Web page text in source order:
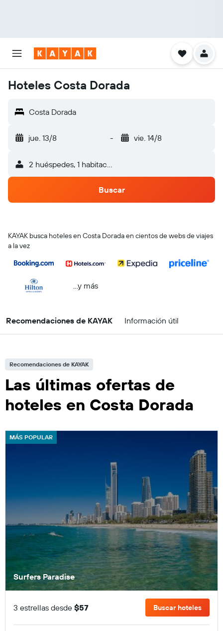
Hoteles Costa Dorada
Costa Dorada
jue. 13/8 - vie. 14/8
2 huéspedes, 1 habitación
Buscar
KAYAK busca hoteles en Costa Dorada en cientos de webs de viajes
a la vez
...y más
Recomendaciones de KAYAK Información útil
Recomendaciones de KAYAK
Las últimas ofertas de
hoteles en Costa Dorada
MÁS POPULAR
Surfers Paradise
3 estrellas desde $57 Buscar hoteles